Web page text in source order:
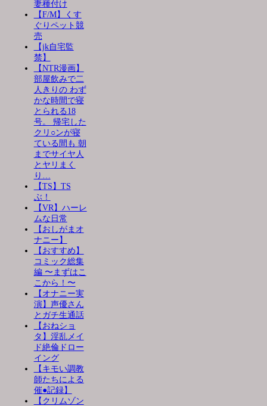
妻種付け
【F/M】くす
ぐりペット競
売
【jk自宅監
禁】
【NTR漫画】
部屋飲みで二
人きりの わず
かな時間で寝
とられる18
号。 帰宅した
クリ○ンが寝
ている間も 朝
までサイヤ人
とヤリまく
り…
【TS】TS
ぶ！
【VR】ハーレ
ムな日常
【おしがまオ
ナニー】
【おすすめ】
コミック総集
編 〜まずはこ
こから！〜
【オナニー実
演】声優さん
とガチ生通話
【おねショ
タ】淫乱メイ
ド絶倫ドロー
イング
【キモい調教
師たちによる
催●記録】
【クリムゾン